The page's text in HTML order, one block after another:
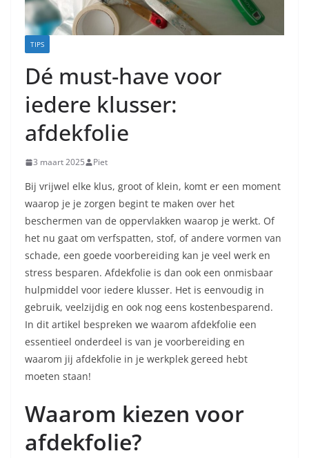
TIPS
Dé must-have voor
iedere klusser:
afdekfolie
3 maart 2025 Piet
Bij vrijwel elke klus, groot of klein, komt er een moment
waarop je je zorgen begint te maken over het
beschermen van de oppervlakken waarop je werkt. Of
het nu gaat om verfspatten, stof, of andere vormen van
schade, een goede voorbereiding kan je veel werk en
stress besparen. Afdekfolie is dan ook een onmisbaar
hulpmiddel voor iedere klusser. Het is eenvoudig in
gebruik, veelzijdig en ook nog eens kostenbesparend.
In dit artikel bespreken we waarom afdekfolie een
essentieel onderdeel is van je voorbereiding en
waarom jij afdekfolie in je werkplek gereed hebt
moeten staan!
Waarom kiezen voor
afdekfolie?